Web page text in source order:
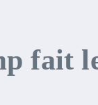
fait